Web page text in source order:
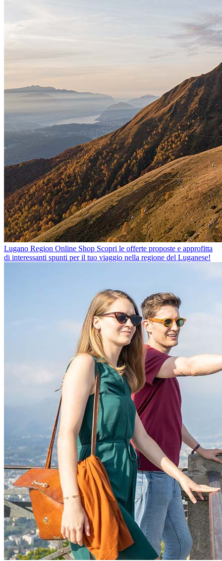
Lugano Region Online Shop Scopri le offerte proposte e approfitta
di interessanti spunti per il tuo viaggio nella regione del Luganese!